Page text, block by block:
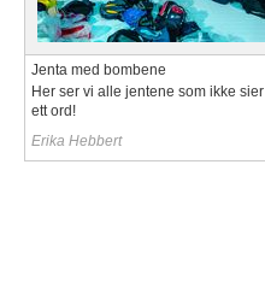
Jenta med bombene
Her ser vi alle jentene som ikke sier
ett ord!
Erika Hebbert